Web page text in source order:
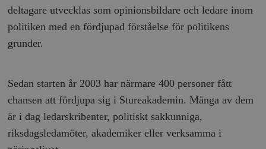
deltagare utvecklas som opinionsbildare och ledare inom
politiken med en fördjupad förståelse för politikens
grunder.
Sedan starten år 2003 har närmare 400 personer fått
chansen att fördjupa sig i Stureakademin. Många av dem
är i dag ledarskribenter, politiskt sakkunniga,
riksdagsledamöter, akademiker eller verksamma i